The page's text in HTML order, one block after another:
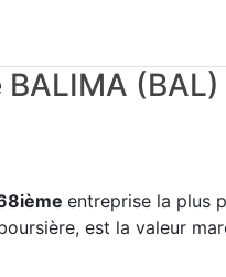
ville
(BAL)
entreprise la plus
est la valeur